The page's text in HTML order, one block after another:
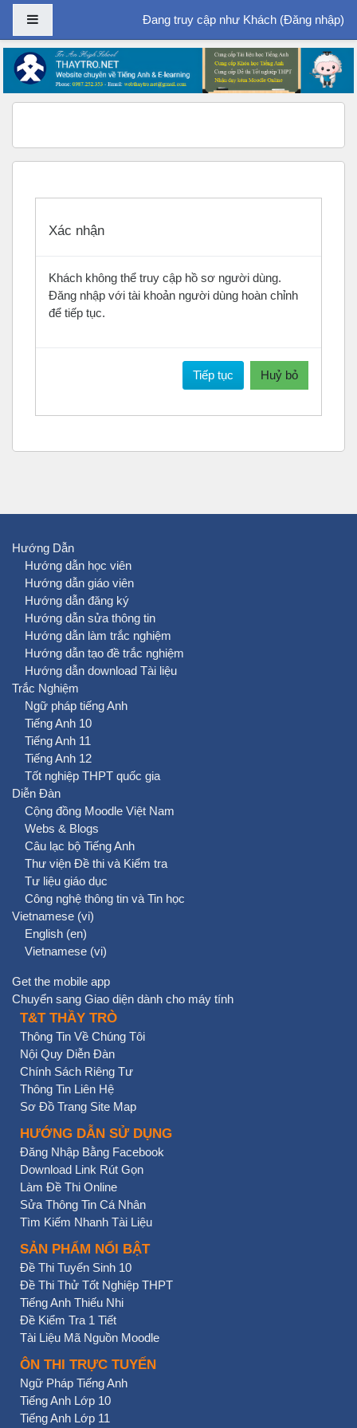
Chuyển tới nội dung chính
Bảng điều khiển cạnhĐang truy cập như Khách (Đăng nhập)
Xác nhận
Khách không thể truy cập hồ sơ người dùng.
Đăng nhập với tài khoản người dùng hoàn chỉnh
để tiếp tục.
Tiếp tục Huỷ bỏ
Hướng Dẫn
Hướng dẫn học viên
Hướng dẫn giáo viên
Hướng dẫn đăng ký
Hướng dẫn sửa thông tin
Hướng dẫn làm trắc nghiệm
Hướng dẫn tạo đề trắc nghiệm
Hướng dẫn download Tài liệu
Trắc Nghiệm
Ngữ pháp tiếng Anh
Tiếng Anh 10
Tiếng Anh 11
Tiếng Anh 12
Tốt nghiệp THPT quốc gia
Diễn Đàn
Cộng đồng Moodle Việt Nam
Webs & Blogs
Câu lạc bộ Tiếng Anh
Thư viện Đề thi và Kiểm tra
Tư liệu giáo dục
Công nghệ thông tin và Tin học
Vietnamese ‎(vi)‎
English ‎(en)‎
Vietnamese ‎(vi)‎
Get the mobile app
Chuyển sang Giao diện dành cho máy tính
T&T THẦY TRÒ
Thông Tin Về Chúng Tôi
Nội Quy Diễn Đàn
Chính Sách Riêng Tư
Thông Tin Liên Hệ
Sơ Đồ Trang Site Map
HƯỚNG DẪN SỬ DỤNG
Đăng Nhập Bằng Facebook
Download Link Rút Gọn
Làm Đề Thi Online
Sửa Thông Tin Cá Nhân
Tìm Kiếm Nhanh Tài Liệu
SẢN PHẨM NỔI BẬT
Đề Thi Tuyển Sinh 10
Đề Thi Thử Tốt Nghiệp THPT
Tiếng Anh Thiếu Nhi
Đề Kiểm Tra 1 Tiết
Tài Liệu Mã Nguồn Moodle
ÔN THI TRỰC TUYẾN
Ngữ Pháp Tiếng Anh
Tiếng Anh Lớp 10
Tiếng Anh Lớp 11